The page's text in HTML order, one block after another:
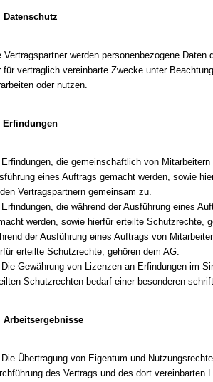
Datenschutz
Vertragspartner werden personenbezogene
für vertraglich vereinbarte Zwecke unter
oder nutzen.
Erfindungen
die gemeinschaftlich von
eines Auftrags gemacht werden, sowie
Vertragspartnern gemeinsam zu.
die während der Ausführung eines
werden, sowie hierfür erteilte Schutzrechte,
der Ausführung eines Auftrags von
erteilte Schutzrechte, gehören dem AG.
Gewährung von Lizenzen an Erfindungen im
Schutzrechten bedarf einer besonderen
Arbeitsergebnisse
Übertragung von Eigentum und
des Vertrags und des dort vereinbarten